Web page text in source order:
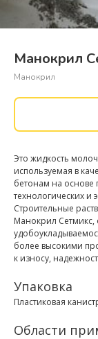
Манокрил
Манокрил
Это жидкость
используемая в
бетонам на
технологических и
Строительные
Манокрил Сетмикс,
более высокими
к износу,
Упаковка
Пластиковая
Области